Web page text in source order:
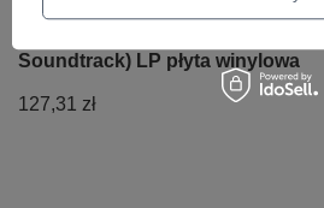
Soundtrack) LP płyta winylowa
127,31 zł